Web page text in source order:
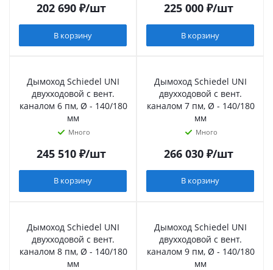
202 690₽/шт
В корзину
225 000₽/шт
В корзину
Дымоход Schiedel UNI
двухходовой с вент.
каналом 6 пм, Ø - 140/180
мм
Много
245 510₽/шт
В корзину
Дымоход Schiedel UNI
двухходовой с вент.
каналом 7 пм, Ø - 140/180
мм
Много
266 030₽/шт
В корзину
Дымоход Schiedel UNI
двухходовой с вент.
каналом 8 пм, Ø - 140/180
мм
Дымоход Schiedel UNI
двухходовой с вент.
каналом 9 пм, Ø - 140/180
мм